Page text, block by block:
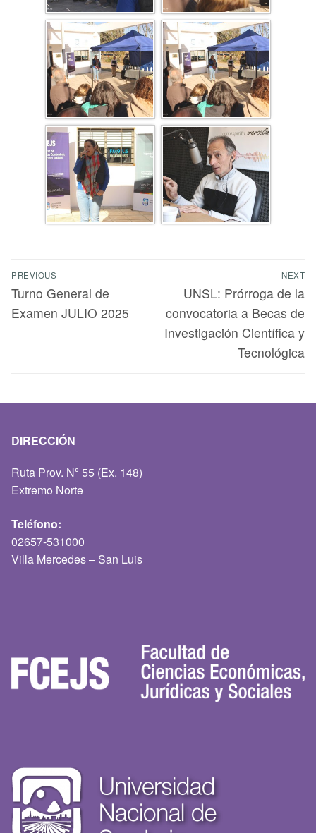
PREVIOUS
Turno General de
Examen JULIO 2025
NEXT
UNSL: Prórroga de la
convocatoria a Becas de
Investigación Científica y
Tecnológica
DIRECCIÓN
Ruta Prov. Nº 55 (Ex. 148)
Extremo Norte
Teléfono:
02657-531000
Villa Mercedes – San Luis